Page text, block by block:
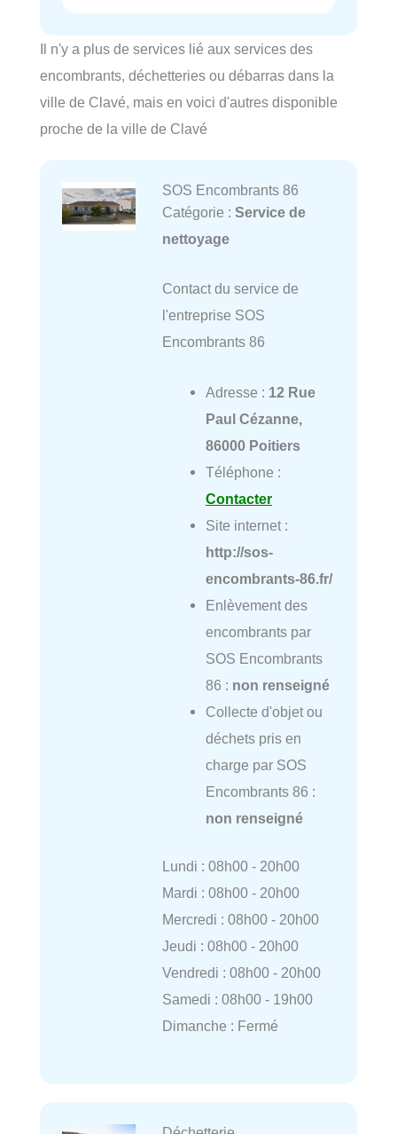
Il n'y a plus de services lié aux services des
encombrants, déchetteries ou débarras dans la
ville de Clavé, mais en voici d'autres disponible
proche de la ville de Clavé
SOS Encombrants 86
Catégorie : Service de
nettoyage
Contact du service de
l'entreprise SOS
Encombrants 86
Adresse : 12 Rue
Paul Cézanne,
86000 Poitiers
Téléphone :
Contacter
Site internet :
http://sos-
encombrants-86.fr/
Enlèvement des
encombrants par
SOS Encombrants
86 : non renseigné
Collecte d'objet ou
déchets pris en
charge par SOS
Encombrants 86 :
non renseigné
Lundi : 08h00 - 20h00
Mardi : 08h00 - 20h00
Mercredi : 08h00 - 20h00
Jeudi : 08h00 - 20h00
Vendredi : 08h00 - 20h00
Samedi : 08h00 - 19h00
Dimanche : Fermé